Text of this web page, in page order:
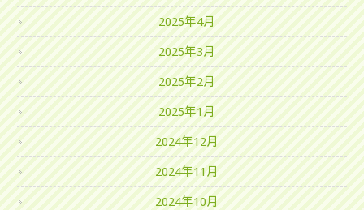
2025年4月
2025年3月
2025年2月
2025年1月
2024年12月
2024年11月
2024年10月